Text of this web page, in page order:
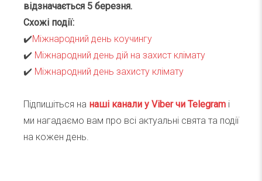
відзначається 5 березня.
Схожі події:
✔️Міжнародний день коучингу
✔️ Міжнародний день дій на захист клімату
✔️ Міжнародний день захисту клімату
Підпишіться на наші канали у Viber чи Telegram і
ми нагадаємо вам про всі актуальні свята та події
на кожен день.